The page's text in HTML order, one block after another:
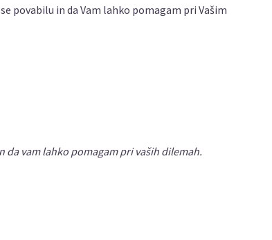
povabilu in da Vam lahko pomagam pri Vašim
da vam lahko pomagam pri vaših dilemah.